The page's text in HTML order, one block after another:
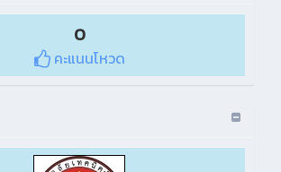
0
คะแนนโหวด